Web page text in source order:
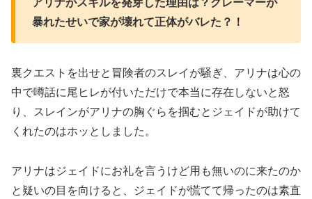
アリナがスキルを発芽した理由は？クレーマーが
暴れたせいで家が壊れて正体がバレた？！
裏クエストを出せと冒険者のスレイが騒ぎ、アリナは心の
中で噂話に尾ヒレが付いただけで本当に存在しないと怒
り、スレインがアリナの胸ぐらを掴むとジェイドが助けて
くれたのはホッとしました。
アリナはジェイドにお礼を言うけど用も無いのに来たのか
と疑いの目を向けると、ジェイドが慌てて帰ったのは素直